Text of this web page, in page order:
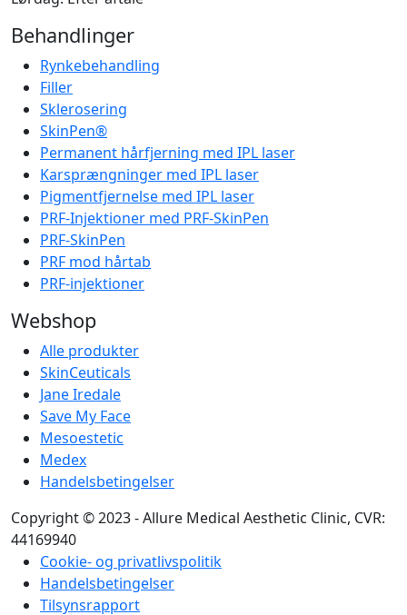
Behandlinger
Rynkebehandling
Filler
Sklerosering
SkinPen®
Permanent hårfjerning med IPL laser
Karsprængninger med IPL laser
Pigmentfjernelse med IPL laser
PRF-Injektioner med PRF-SkinPen
PRF-SkinPen
PRF mod hårtab
PRF-injektioner
Webshop
Alle produkter
SkinCeuticals
Jane Iredale
Save My Face
Mesoestetic
Medex
Handelsbetingelser
Copyright © 2023 - Allure Medical Aesthetic Clinic, CVR:
44169940
Cookie- og privatlivspolitik
Handelsbetingelser
Tilsynsrapport